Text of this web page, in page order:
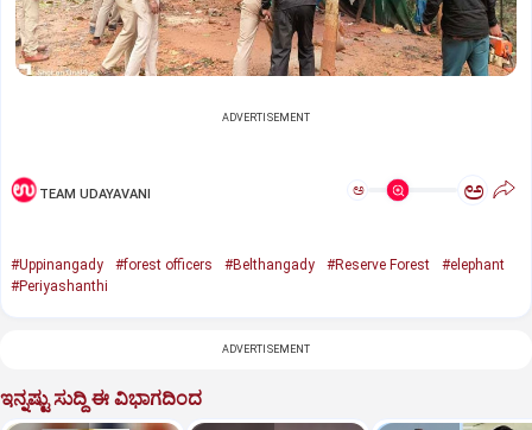
ADVERTISEMENT
TEAM UDAYAVANI ಅ ಅ
#Uppinangady #forest officers #Belthangady #Reserve Forest
#elephant
#Periyashanthi
ADVERTISEMENT
ಇನ್ನಷ್ಟು ಸುದ್ದಿ ಈ ವಿಭಾಗದಿಂದ